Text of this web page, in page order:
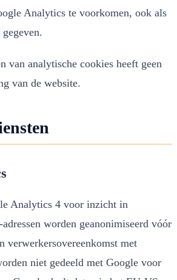
Analytics te voorkomen, ook als
van analytische cookies heeft geen
van de website.
Analytics 4 voor inzicht in
worden geanonimiseerd vóór
verwerkersovereenkomst met
niet gedeeld met Google voor